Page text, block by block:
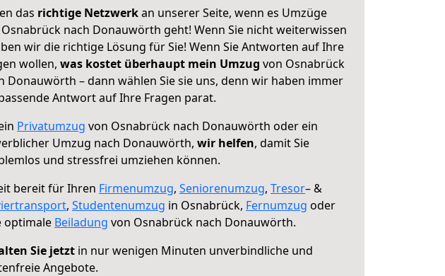
das richtige Netzwerkan unserer Seite, wenn es Umzüge
nach Donauwörth geht! Wenn Sie nicht weiterwissen
wir die richtige Lösung für Sie! Wenn Sie Antworten auf Ihre
wollen, was kostet überhaupt mein Umzug von Osnabrück
Donauwörth – dann wählen Sie sie uns, denn wir haben immer
Antwort auf Ihre Fragen parat.
Privatumzug von Osnabrück nach Donauwörth oder ein
Umzug nach Donauwörth, wir helfen, damit Sie
und stressfrei umziehen können.
bereit für Ihren Firmenumzug, Seniorenumzug, Tresor– &
, Studentenumzug in Osnabrück, Fernumzug oder
optimale Beiladung von Osnabrück nach Donauwörth.
Sie jetzt in nur wenigen Minuten unverbindliche und
Angebote.